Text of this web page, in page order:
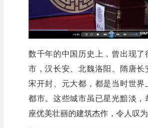
数千年的中国历史上，曾出现了
市，汉长安、北魏洛阳、隋唐长
宋开封、元大都，都是当时世界
都市。这些城市虽已星光黯淡，
座优美壮丽的建筑杰作，令人叹为